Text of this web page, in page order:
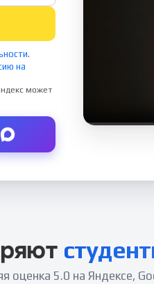
.
на
может
оценка 5.0 на Яндексе,